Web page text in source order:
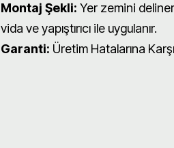
Montaj Şekli: Yer zemini
vida ve yapıştırıcı ile uygulanır.
Garanti: Üretim Hatalarına